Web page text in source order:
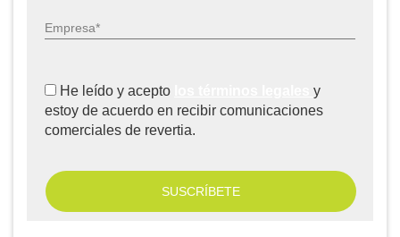
Empresa*
He leído y acepto
y
estoy de acuerdo en recibir comunicaciones
comerciales de revertia.